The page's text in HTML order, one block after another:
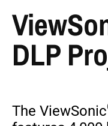
DLP
The ViewSonic